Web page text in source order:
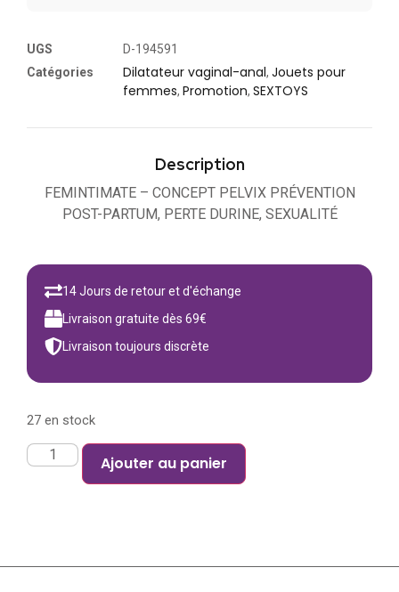
UGS
D-194591
Catégories
Dilatateur vaginal-anal, Jouets pour
femmes, Promotion, SEXTOYS
Description
FEMINTIMATE – CONCEPT PELVIX PRÉVENTION
POST-PARTUM, PERTE DURINE, SEXUALITÉ
14 Jours de retour et d'échange
Livraison gratuite dès 69€
Livraison toujours discrète
27 en stock
Ajouter au panier